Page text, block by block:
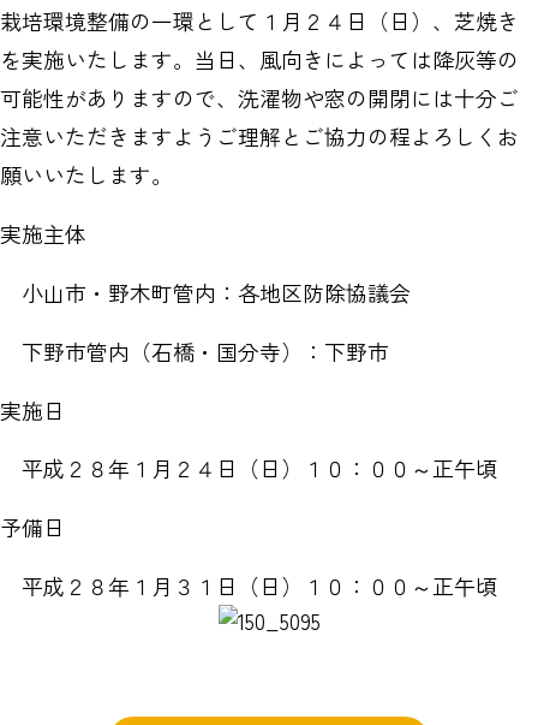
栽培環境整備の一環として１月２４日（日）、芝焼き
を実施いたします。当日、風向きによっては降灰等の
可能性がありますので、洗濯物や窓の開閉には十分ご
注意いただきますようご理解とご協力の程よろしくお
願いいたします。
実施主体
小山市・野木町管内：各地区防除協議会
下野市管内（石橋・国分寺）：下野市
実施日
平成２８年１月２４日（日）１０：００～正午頃
予備日
平成２８年１月３１日（日）１０：００～正午頃